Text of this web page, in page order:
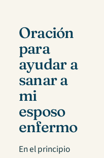
Oración
para
ayudar a
sanar a
mi
esposo
enfermo
En el principio